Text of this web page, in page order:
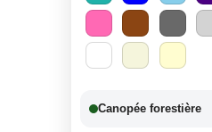
Canopée forestière